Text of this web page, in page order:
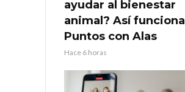
ayudar al bienestar
animal? Así funciona
Puntos con Alas
Hace 6 horas